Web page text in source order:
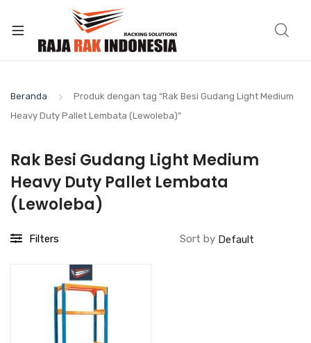
Beranda
Produk dengan tag “Rak Besi Gudang Light Medium
Heavy Duty Pallet Lembata (Lewoleba)”
Rak Besi Gudang Light Medium
Heavy Duty Pallet Lembata
(Lewoleba)
Filters Sort by